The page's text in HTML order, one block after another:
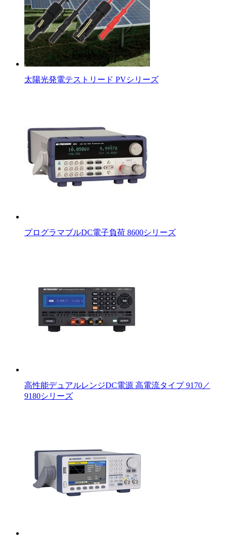
太陽光発電テストリード PVシリーズ
プログラマブルDC電子負荷 8600シリーズ
高性能デュアルレンジDC電源 高電流タイプ 9170／
9180シリーズ